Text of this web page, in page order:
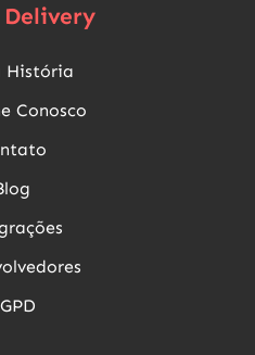
Delivery
História
Conosco